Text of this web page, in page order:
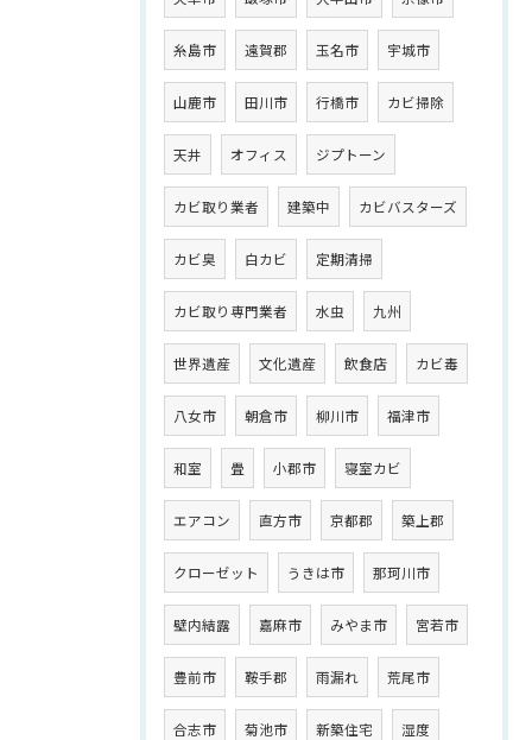
糸島市 遠賀郡 玉名市 宇城市
山鹿市 田川市 行橋市 カビ掃除
天井 オフィス ジプトーン
カビ取り業者 建築中 カビバスターズ
カビ臭 白カビ 定期清掃
カビ取り専門業者 水虫 九州
世界遺産 文化遺産 飲食店 カビ毒
八女市 朝倉市 柳川市 福津市
和室 畳 小郡市 寝室カビ
エアコン 直方市 京都郡 築上郡
クローゼット うきは市 那珂川市
壁内結露 嘉麻市 みやま市 宮若市
豊前市 鞍手郡 雨漏れ 荒尾市
合志市 菊池市 新築住宅 湿度